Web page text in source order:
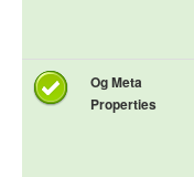
Og Meta
Properties